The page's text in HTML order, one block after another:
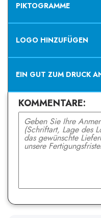
PIKTOGRAMME
LOGO HINZUFÜGEN
EIN GUT ZUM DRUCK
KOMMENTARE: